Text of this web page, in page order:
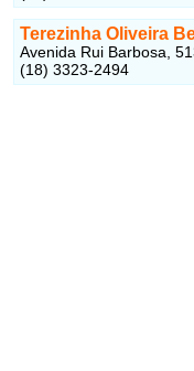
Terezinha Oliveira
Avenida Rui Barbosa,
(18) 3323-2494